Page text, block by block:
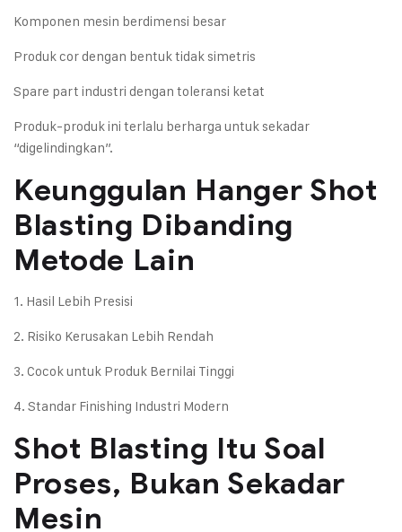
Komponen mesin berdimensi besar
Produk cor dengan bentuk tidak simetris
Spare part industri dengan toleransi ketat
Produk-produk ini terlalu berharga untuk sekadar
“digelindingkan”.
Keunggulan Hanger Shot
Blasting Dibanding
Metode Lain
1. Hasil Lebih Presisi
2. Risiko Kerusakan Lebih Rendah
3. Cocok untuk Produk Bernilai Tinggi
4. Standar Finishing Industri Modern
Shot Blasting Itu Soal
Proses, Bukan Sekadar
Mesin